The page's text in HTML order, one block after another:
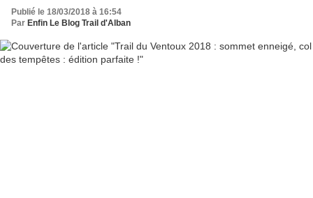
Publié le 18/03/2018 à 16:54
Par Enfin Le Blog Trail d'Alban